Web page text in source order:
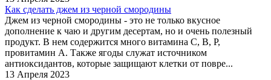
Как сделать джем из черной смородины
Джем из черной смородины - это не только вкусное
дополнение к чаю и другим десертам, но и очень полезный
продукт. В нем содержится много витамина С, В, Р,
провитамин A. Также ягоды служат источником
антиоксидантов, которые защищают клетки от повре...
13 Апреля 2023